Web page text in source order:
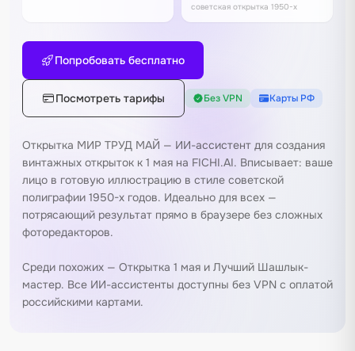
советская открытка 1950-х
Попробовать бесплатно
Посмотреть тарифы Без VPN Карты РФ
Открытка МИР ТРУД МАЙ — ИИ-ассистент для создания
винтажных открыток к 1 мая на FICHI.AI. Вписывает: ваше
лицо в готовую иллюстрацию в стиле советской
полиграфии 1950-х годов. Идеально для всех —
потрясающий результат прямо в браузере без сложных
фоторедакторов.
Среди похожих — Открытка 1 мая и Лучший Шашлык-
мастер. Все ИИ-ассистенты доступны без VPN с оплатой
российскими картами.